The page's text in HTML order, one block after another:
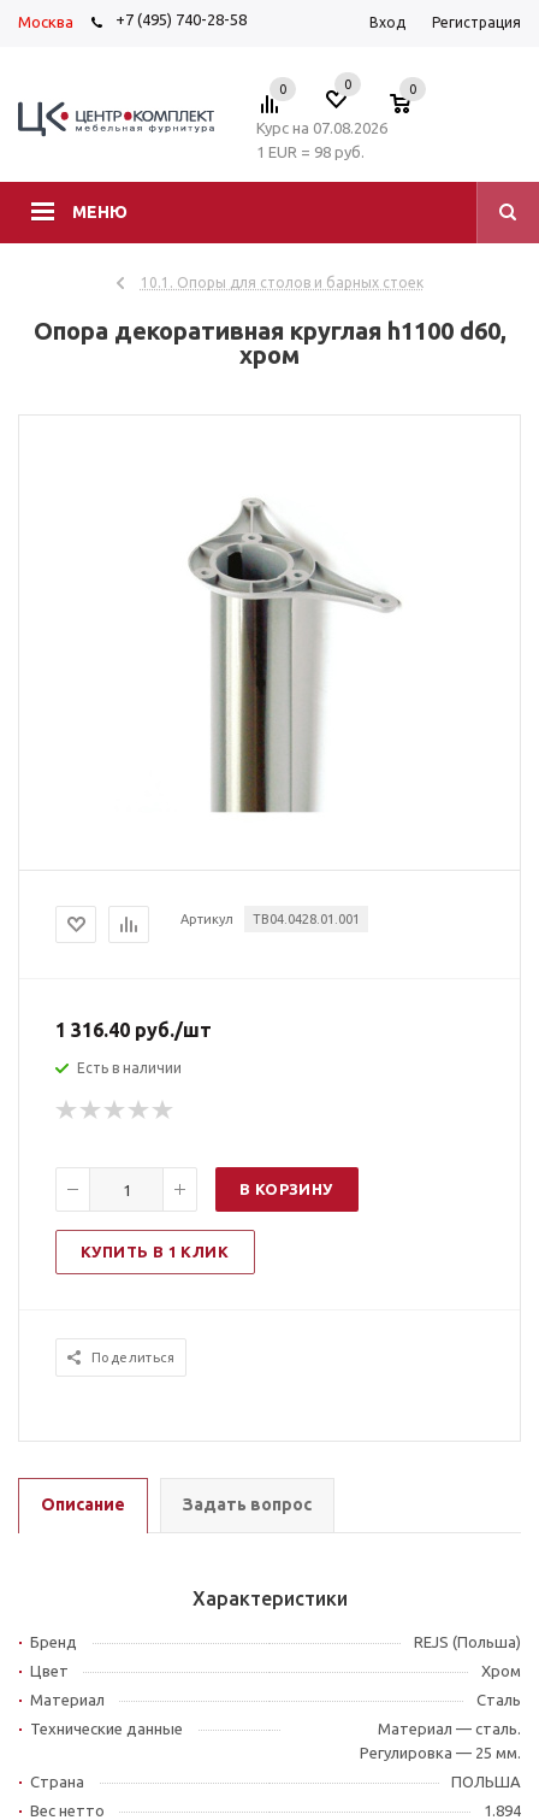
Москва +7 (495) 740-28-58 Вход Регистрация
МЕНЮ
0 0 0
Курс на 07.08.2026
1 EUR = 98 руб.
10.1. Опоры для столов и барных стоек
Опора декоративная круглая h1100 d60,
хром
Артикул TB04.0428.01.001
1 316.40 руб./шт
Есть в наличии
В КОРЗИНУ
КУПИТЬ В 1 КЛИК
Поделиться
Описание Задать вопрос
Характеристики
Бренд
REJS (Польша)
Цвет
Хром
Материал
Сталь
Технические данные
Материал — сталь.
Регулировка — 25 мм.
Страна
ПОЛЬША
Вес нетто
1.894